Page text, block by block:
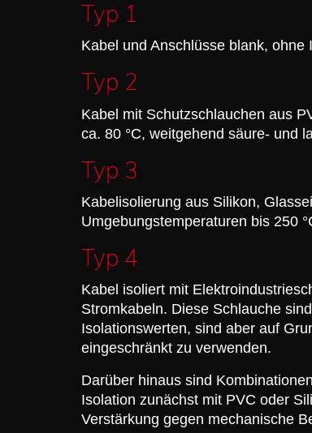
Typ 1
Kabel und Anschlüsse blank, ohne
Typ 2
Kabel mit Schutzschlauchen aus
ca. 80 °C, weitgehend säure- und
Typ 3
Kabelisolierung aus Silikon,
Umgebungstemperaturen bis 250
Typ 4
Kabel isoliert mit
Stromkabeln. Diese Schlauche
Isolationswerten, sind aber auf
eingeschränkt zu verwenden.
Darüber hinaus sind
Isolation zunächst mit PVC oder
Verstärkung gegen mechanische